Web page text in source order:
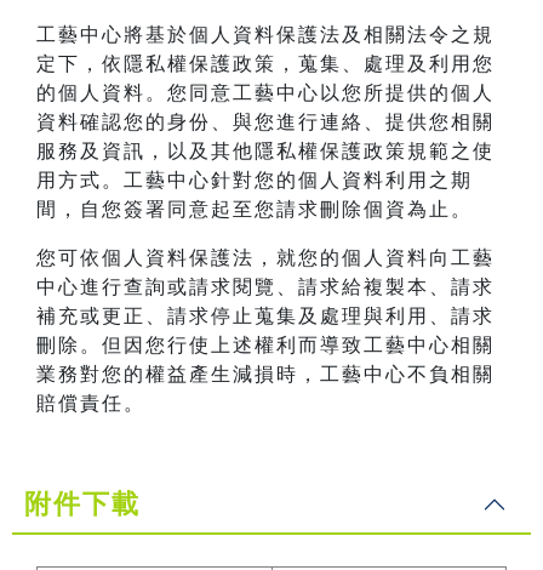
工藝中心將基於個人資料保護法及相關法令之規
定下，依隱私權保護政策，蒐集、處理及利用您
的個人資料。您同意工藝中心以您所提供的個人
資料確認您的身份、與您進行連絡、提供您相關
服務及資訊，以及其他隱私權保護政策規範之使
用方式。工藝中心針對您的個人資料利用之期
間，自您簽署同意起至您請求刪除個資為止。
您可依個人資料保護法，就您的個人資料向工藝
中心進行查詢或請求閱覽、請求給複製本、請求
補充或更正、請求停止蒐集及處理與利用、請求
刪除。但因您行使上述權利而導致工藝中心相關
業務對您的權益產生減損時，工藝中心不負相關
賠償責任。
附件下載